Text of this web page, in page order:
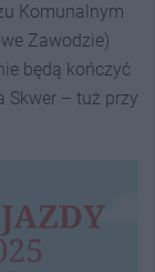
Komunalnym
Zawodzie)
będą kończyć
Skwer – tuż przy